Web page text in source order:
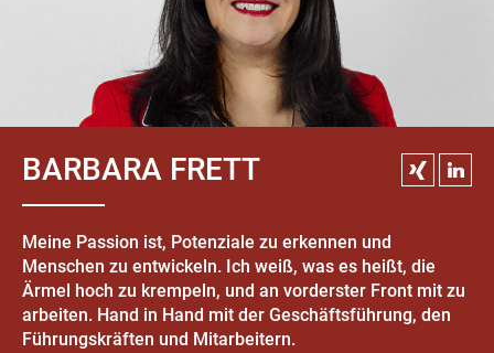
BARBARA FRETT
Meine Passion ist, Potenziale zu erkennen und
Menschen zu entwickeln. Ich weiß, was es heißt, die
Ärmel hoch zu krempeln, und an vorderster Front mit zu
arbeiten. Hand in Hand mit der Geschäftsführung, den
Führungskräften und Mitarbeitern.